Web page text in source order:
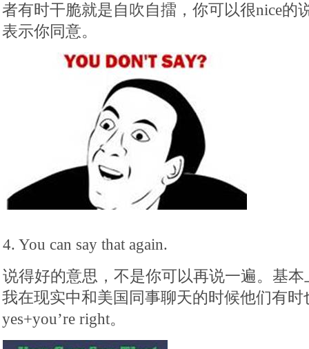
者有时干脆就是自吹自擂，你可以很nice的
表示你同意。
4. You can say that again.
说得好的意思，不是你可以再说一遍。基
我在现实中和美国同事聊天的时候他们有
yes+you’re right。